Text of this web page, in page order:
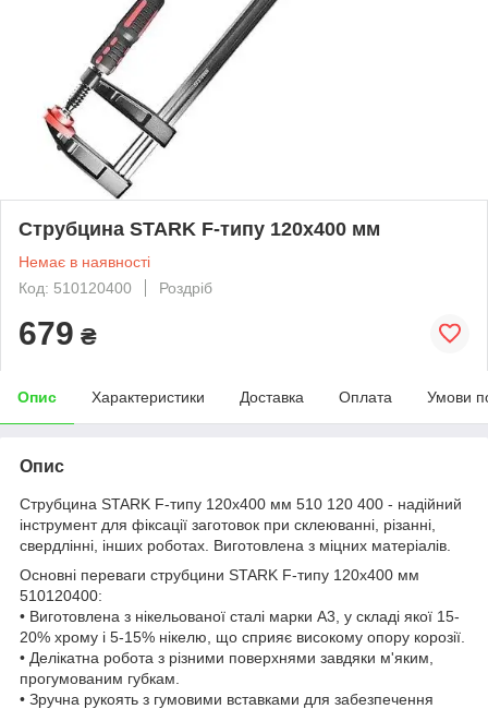
Струбцина STARK F-типу 120х400 мм
Немає в наявності
Код: 510120400
Роздріб
679 ₴
Опис Характеристики Доставка Оплата Умови
Опис
Струбцина STARK F-типу 120х400 мм 510 120 400 - надійний
інструмент для фіксації заготовок при склеюванні, різанні,
свердлінні, інших роботах. Виготовлена з міцних матеріалів.
Основні переваги струбцини STARK F-типу 120х400 мм
510120400:
• Виготовлена з нікельованої сталі марки А3, у складі якої 15-
20% хрому і 5-15% нікелю, що сприяє високому опору корозії.
• Делікатна робота з різними поверхнями завдяки м'яким,
прогумованим губкам.
• Зручна рукоять з гумовими вставками для забезпечення